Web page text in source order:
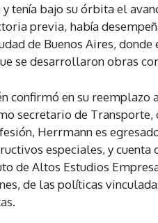
tenía bajo su órbita el
previa, había
de Buenos Aires,
se desarrollaron obras
confirmó en su reemplazo
secretario de Transporte,
Herrmann es
especiales, y
de Altos Estudios
de las políticas